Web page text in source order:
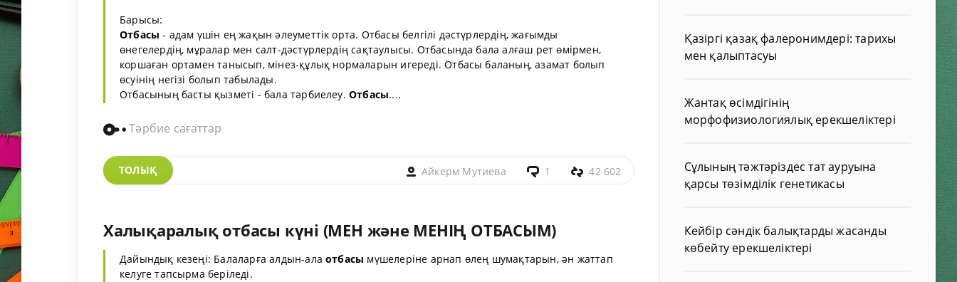
Барысы:
Отбасы - адам үшін ең жақын әлеуметтік орта. Отбасы белгілі дәстүрлердің, жағымды
өнегелердің, мұралар мен салт-дәстүрлердің сақтаулысы. Отбасында бала алғаш рет өмірмен,
коршаған ортамен танысып, мінез-құлық нормаларын игереді. Отбасы баланың, азамат болып
өсуінің негізі болып табылады.
Отбасының басты қызметі - бала тәрбиелеу.Отбасы....
Тәрбие сағаттар
ТОЛЫҚ Айкерм Мутиева 1 42 602
Халықаралық отбасы күні (МЕН және МЕНІҢ ОТБАСЫМ)
Дайындық кезеңі: Балаларға алдын-алаотбасы мүшелеріне арнап өлең шумақтарын, ән жаттап
келуге тапсырма беріледі.
Қазіргі қазақ фалеронимдері: тарихы
мен қалыптасуы
Жантақ өсімдігінің
морфофизиологиялық ерекшеліктері
Сұлының тәжтәріздес тат ауруына
қарсы төзімділік генетикасы
Кейбір сәндік балықтарды жасанды
көбейту ерекшеліктері